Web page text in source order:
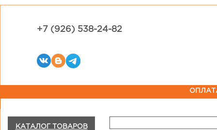
+7 (926) 538-24-82
КАТАЛОГ ТОВАРОВ